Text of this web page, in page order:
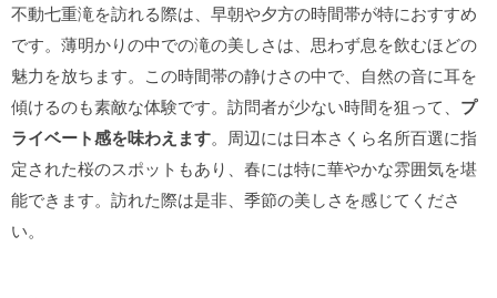
不動七重滝を訪れる際は、早朝や夕方の時間帯が特におすすめ
です。薄明かりの中での滝の美しさは、思わず息を飲むほどの
魅力を放ちます。この時間帯の静けさの中で、自然の音に耳を
傾けるのも素敵な体験です。訪問者が少ない時間を狙って、 プ
ライベート感を味わえます。周辺には日本さくら名所百選に指
定された桜のスポットもあり、春には特に華やかな雰囲気を堪
能できます。訪れた際は是非、季節の美しさを感じてくださ
い。